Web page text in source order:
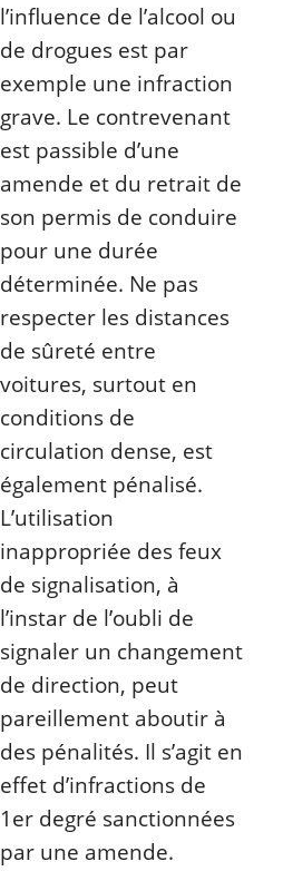
l’influence de l’alcool ou
de drogues est par
exemple une infraction
grave. Le contrevenant
est passible d’une
amende et du retrait de
son permis de conduire
pour une durée
déterminée. Ne pas
respecter les distances
de sûreté entre
voitures, surtout en
conditions de
circulation dense, est
également pénalisé.
L’utilisation
inappropriée des feux
de signalisation, à
l’instar de l’oubli de
signaler un changement
de direction, peut
pareillement aboutir à
des pénalités. Il s’agit en
effet d’infractions de
1er degré sanctionnées
par une amende.